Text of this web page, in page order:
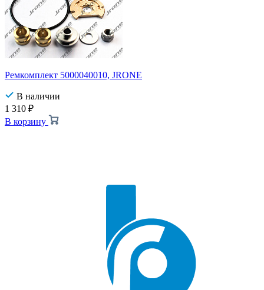
Ремкомплект 5000040010, JRONE
В наличии
1 310 ₽
В корзину